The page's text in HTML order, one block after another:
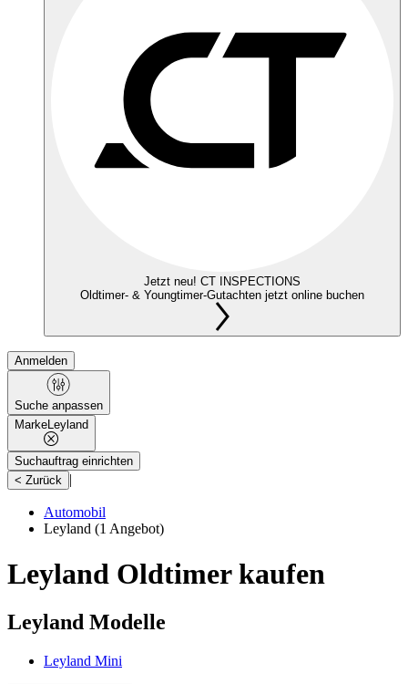
Jetzt neu! CT INSPECTIONS
Oldtimer- & Youngtimer-Gutachten jetzt online buchen
Anmelden
Suche anpassen
MarkeLeyland
Suchauftrag einrichten
< Zurück |
Automobil
Leyland (1 Angebot)
Leyland Oldtimer kaufen
Leyland Modelle
Leyland Mini